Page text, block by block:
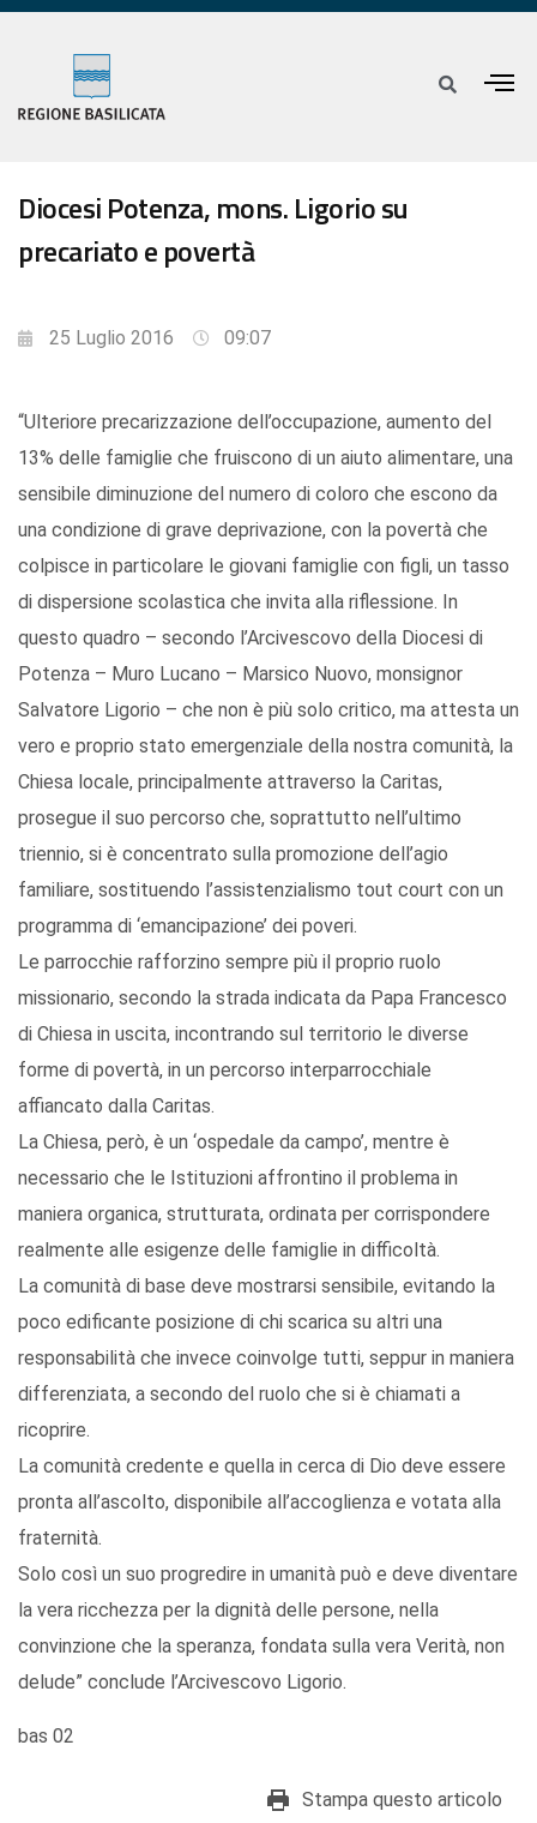
Diocesi Potenza, mons. Ligorio su
precariato e povertà
25 Luglio 2016 09:07
“Ulteriore precarizzazione dell’occupazione, aumento del
13% delle famiglie che fruiscono di un aiuto alimentare, una
sensibile diminuzione del numero di coloro che escono da
una condizione di grave deprivazione, con la povertà che
colpisce in particolare le giovani famiglie con figli, un tasso
di dispersione scolastica che invita alla riflessione. In
questo quadro – secondo l’Arcivescovo della Diocesi di
Potenza – Muro Lucano – Marsico Nuovo, monsignor
Salvatore Ligorio – che non è più solo critico, ma attesta un
vero e proprio stato emergenziale della nostra comunità, la
Chiesa locale, principalmente attraverso la Caritas,
prosegue il suo percorso che, soprattutto nell’ultimo
triennio, si è concentrato sulla promozione dell’agio
familiare, sostituendo l’assistenzialismo tout court con un
programma di ‘emancipazione’ dei poveri.
Le parrocchie rafforzino sempre più il proprio ruolo
missionario, secondo la strada indicata da Papa Francesco
di Chiesa in uscita, incontrando sul territorio le diverse
forme di povertà, in un percorso interparrocchiale
affiancato dalla Caritas.
La Chiesa, però, è un ‘ospedale da campo’, mentre è
necessario che le Istituzioni affrontino il problema in
maniera organica, strutturata, ordinata per corrispondere
realmente alle esigenze delle famiglie in difficoltà.
La comunità di base deve mostrarsi sensibile, evitando la
poco edificante posizione di chi scarica su altri una
responsabilità che invece coinvolge tutti, seppur in maniera
differenziata, a secondo del ruolo che si è chiamati a
ricoprire.
La comunità credente e quella in cerca di Dio deve essere
pronta all’ascolto, disponibile all’accoglienza e votata alla
fraternità.
Solo così un suo progredire in umanità può e deve diventare
la vera ricchezza per la dignità delle persone, nella
convinzione che la speranza, fondata sulla vera Verità, non
delude” conclude l’Arcivescovo Ligorio.
bas 02
Stampa questo articolo